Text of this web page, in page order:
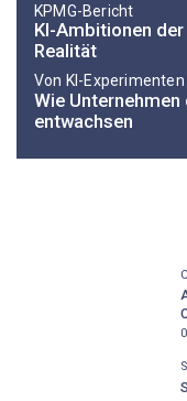
KPMG-Bericht
KI-Ambitionen
Realität
Von KI-
Wie Unternehmen
entwachsen